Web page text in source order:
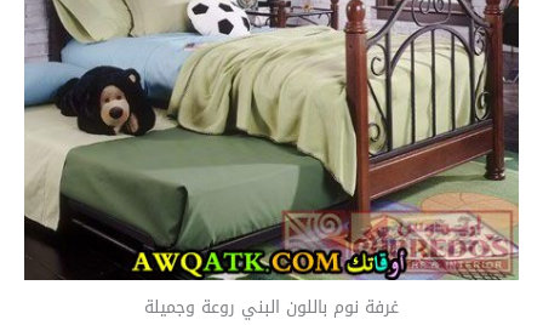
غرفة نوم باللون البني روعة وجميلة